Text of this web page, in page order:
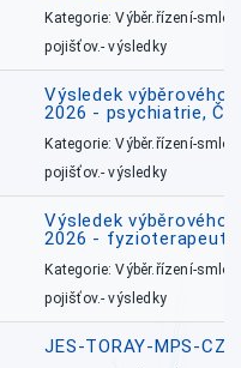
Kategorie: Výběr.řízení-
pojišťov.- výsledky
Výsledek výběrového
2026 - psychiatrie,
Kategorie: Výběr.řízení-
pojišťov.- výsledky
Výsledek výběrového
2026 - fyzioterapeut,
Kategorie: Výběr.řízení-
pojišťov.- výsledky
JES-TORAY-MPS-CZ